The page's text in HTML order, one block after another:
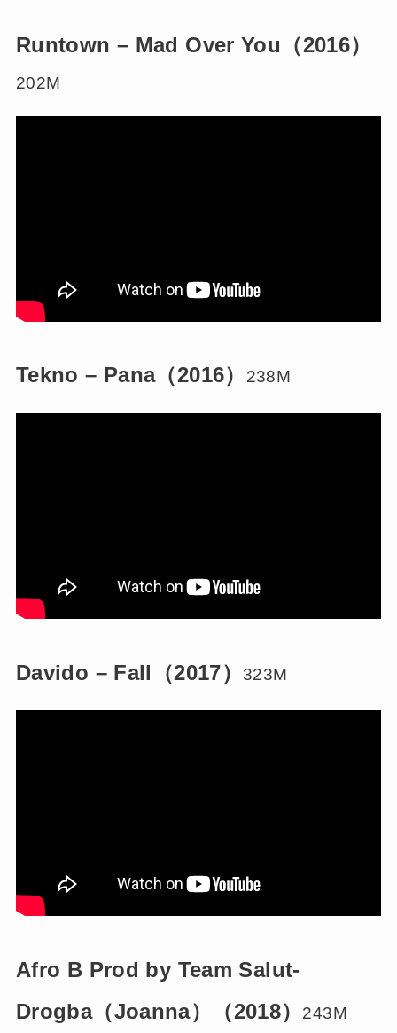
Runtown – Mad Over You（2016）
202M
Tekno – Pana（2016） 238M
Davido – Fall（2017） 323M
Afro B Prod by Team Salut-
Drogba（Joanna）（2018）
243M